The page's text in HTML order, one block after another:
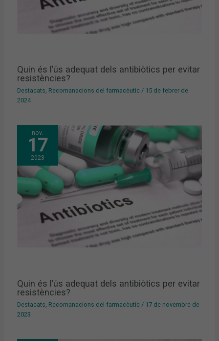
Quin és l’ús adequat dels antibiòtics per evitar
resistències?
Destacats, Recomanacions del farmacèutic / 15 de febrer de
2024
nov.
17
2023
Quin és l’ús adequat dels antibiòtics per evitar
resistències?
Destacats Recomanacions del farmacèutic / 17 de novembre de
2023